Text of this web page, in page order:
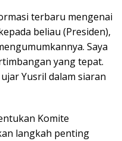
terbaru mengenai
beliau (Presiden),
Saya
yang tepat.
Yusril dalam siaran
Komite
langkah penting